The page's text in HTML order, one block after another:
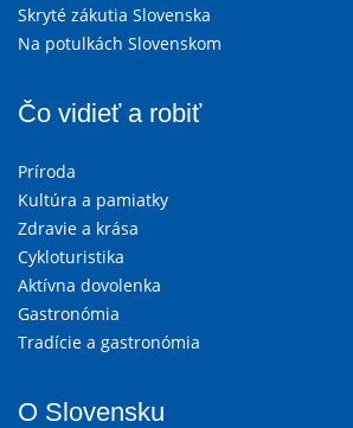
Skryté zákutia Slovenska
Na potulkách Slovenskom
Čo vidieť a robiť
Príroda
Kultúra a pamiatky
Zdravie a krása
Cykloturistika
Aktívna dovolenka
Gastronómia
Tradície a gastronómia
O Slovensku